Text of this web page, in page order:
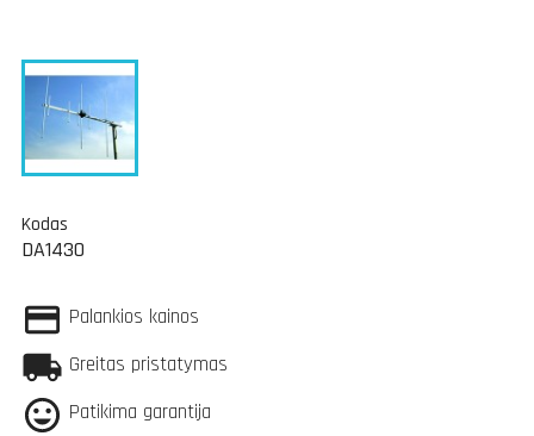
Kodas
DA1430
Palankios kainos
Greitas pristatymas
Patikima garantija